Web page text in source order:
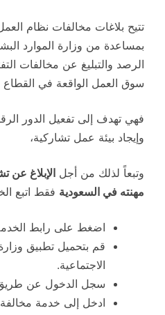
تتيح بلاغات مخالفات نظام
بمساعدة من وزارة الموارد
الرصد والتبليغ عن مخالفات
سوق العمل الواقعة في
فهي تهدف إلى تفعيل الدور
وإيجاد بيئة عمل تشاركية،
وتبعاً لذلك من أجل الإبلاغ
مهنته في السعودية فقط اتبع
اضغط على رابط
قم بتحميل تطبيق وزارة
الاجتماعية.
سجل الدخول عن طريق
ادخل إلى خدمة